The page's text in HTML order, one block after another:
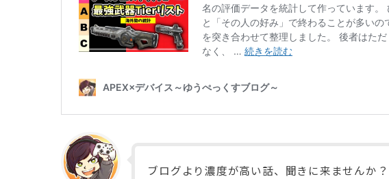
ブログより濃度が高い話、聞きに来ませんか？